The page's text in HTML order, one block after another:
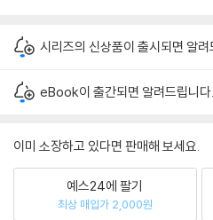
시리즈의 신상품이 출시되면 알려
eBook이 출간되면 알려드립니다.
이미 소장하고 있다면 판매해 보세요.
예스24에 팔기
최상 매입가 2,000원